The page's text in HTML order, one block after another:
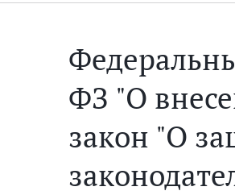
ФЗ "О
закон "О